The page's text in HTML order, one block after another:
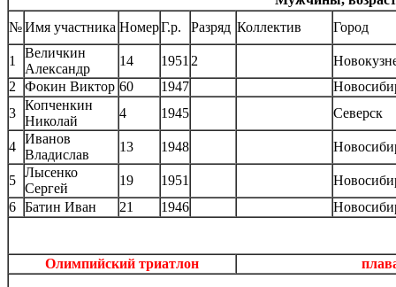
№Имя участника НомерГ.р. Разряд Коллектив Город
1
Величкин
Александр
14 1951 2
2
Фокин Виктор 60 1947
3
Копченкин
Николай
4 1945 Северск
4
Иванов
Владислав
13 1948
5
Лысенко
Сергей
19 1951
6 Батин Иван 21 1946
Олимпийский триатлон